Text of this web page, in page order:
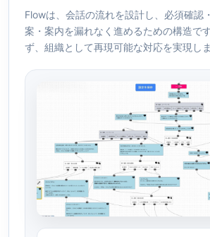
Flowは、会話の流れを設計し、必須確認
案・案内を漏れなく進めるための構造で
ず、組織として再現可能な対応を実現しま